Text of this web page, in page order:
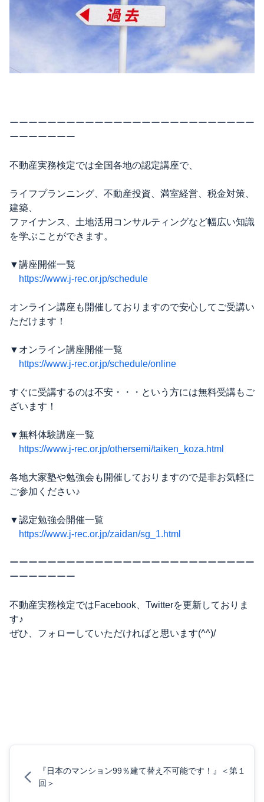
ーーーーーーーーーーーーーーーーーーーーーーーーーー
ーーーーーーー
不動産実務検定では全国各地の認定講座で、
ライフプランニング、不動産投資、満室経営、税金対策、
建築、
ファイナンス、土地活用コンサルティングなど幅広い知識
を学ぶことができます。
▼講座開催一覧
https://www.j-rec.or.jp/schedule
オンライン講座も開催しておりますので安心してご受講い
ただけます！
▼オンライン講座開催一覧
https://www.j-rec.or.jp/schedule/online
すぐに受講するのは不安・・・という方には無料受講もご
ざいます！
▼無料体験講座一覧
https://www.j-rec.or.jp/othersemi/taiken_koza.html
各地大家塾や勉強会も開催しておりますので是非お気軽に
ご参加ください♪
▼認定勉強会開催一覧
https://www.j-rec.or.jp/zaidan/sg_1.html
ーーーーーーーーーーーーーーーーーーーーーーーーーー
ーーーーーーー
不動産実務検定ではFacebook、Twitterを更新しておりま
す♪
ぜひ、フォローしていただければと思います(^^)/
『日本のマンション99％建て替え不可能です！』＜第１
回＞